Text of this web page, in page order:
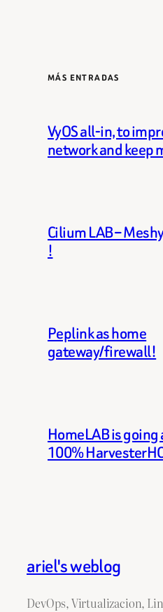
MÁS ENTRADAS
VyOS all-in, to
network and keep
Cilium LAB –
!
Peplink as home
gateway/firewall!
HomeLAB is
100%
ariel's weblog
DevOps, Virtualizacion,